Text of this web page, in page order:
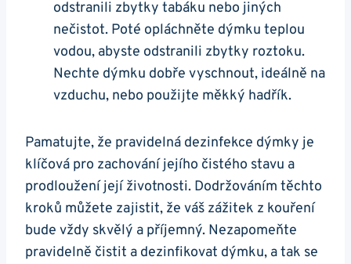
odstranili zbytky tabáku nebo jiných
nečistot. Poté opláchněte dýmku teplou
vodou, abyste odstranili zbytky roztoku.
Nechte dýmku dobře vyschnout, ideálně na
vzduchu, nebo použijte měkký hadřík.
Pamatujte, že pravidelná dezinfekce dýmky je
klíčová pro zachování jejího čistého stavu a
prodloužení její životnosti. Dodržováním těchto
kroků můžete zajistit, že váš zážitek z kouření
bude vždy skvělý a příjemný. Nezapomeňte
pravidelně čistit a dezinfikovat dýmku, a tak se